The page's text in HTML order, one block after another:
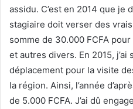
assidu. C’est en 2014 que je
stagiaire doit verser des
somme de 30.000 FCFA
et autres divers. En 2015, j’ai
déplacement pour la visite
la région. Ainsi, l’année
de 5.000 FCFA. J’ai dû